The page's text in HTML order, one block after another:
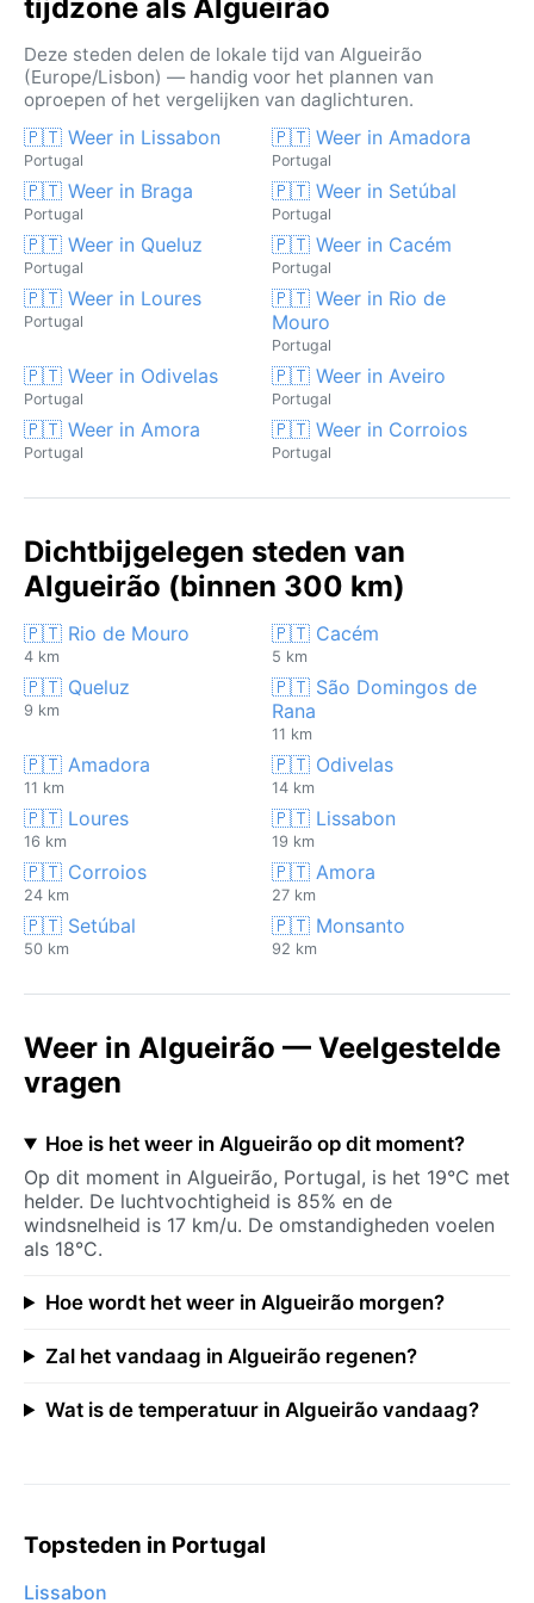
tijdzone als Algueirão
Deze steden delen de lokale tijd van Algueirão
(Europe/Lisbon) — handig voor het plannen van
oproepen of het vergelijken van daglichturen.
🇵🇹 Weer in Lissabon
Portugal
🇵🇹 Weer in Amadora
Portugal
🇵🇹 Weer in Braga
Portugal
🇵🇹 Weer in Setúbal
Portugal
🇵🇹 Weer in Queluz
Portugal
🇵🇹 Weer in Cacém
Portugal
🇵🇹 Weer in Loures
Portugal
🇵🇹 Weer in Rio de
Mouro
Portugal
🇵🇹 Weer in Odivelas
Portugal
🇵🇹 Weer in Aveiro
Portugal
🇵🇹 Weer in Amora
Portugal
🇵🇹 Weer in Corroios
Portugal
Dichtbijgelegen steden van
Algueirão (binnen 300 km)
🇵🇹 Rio de Mouro
4 km
🇵🇹 Cacém
5 km
🇵🇹 Queluz
9 km
🇵🇹 São Domingos de
Rana
11 km
🇵🇹 Amadora
11 km
🇵🇹 Odivelas
14 km
🇵🇹 Loures
16 km
🇵🇹 Lissabon
19 km
🇵🇹 Corroios
24 km
🇵🇹 Amora
27 km
🇵🇹 Setúbal
50 km
🇵🇹 Monsanto
92 km
Weer in Algueirão — Veelgestelde
vragen
Hoe is het weer in Algueirão op dit moment?
Op dit moment in Algueirão, Portugal, is het 19°C met
helder. De luchtvochtigheid is 85% en de
windsnelheid is 17 km/u. De omstandigheden voelen
als 18°C.
Hoe wordt het weer in Algueirão morgen?
Zal het vandaag in Algueirão regenen?
Wat is de temperatuur in Algueirão vandaag?
Topsteden in Portugal
Lissabon